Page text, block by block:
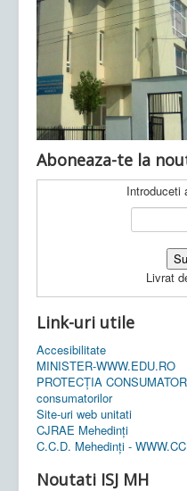
Ultimele articole: Vi,
Aboneaza-te la
Introduceti
Livrat
Link-uri utile
Accesibilitate
MINISTER-WWW.EDU.RO
PROTECȚIA
consumatorilor
Site-uri web unitati
CJRAE Mehedinți
C.C.D. Mehedinţi -
Noutati ISJ MH